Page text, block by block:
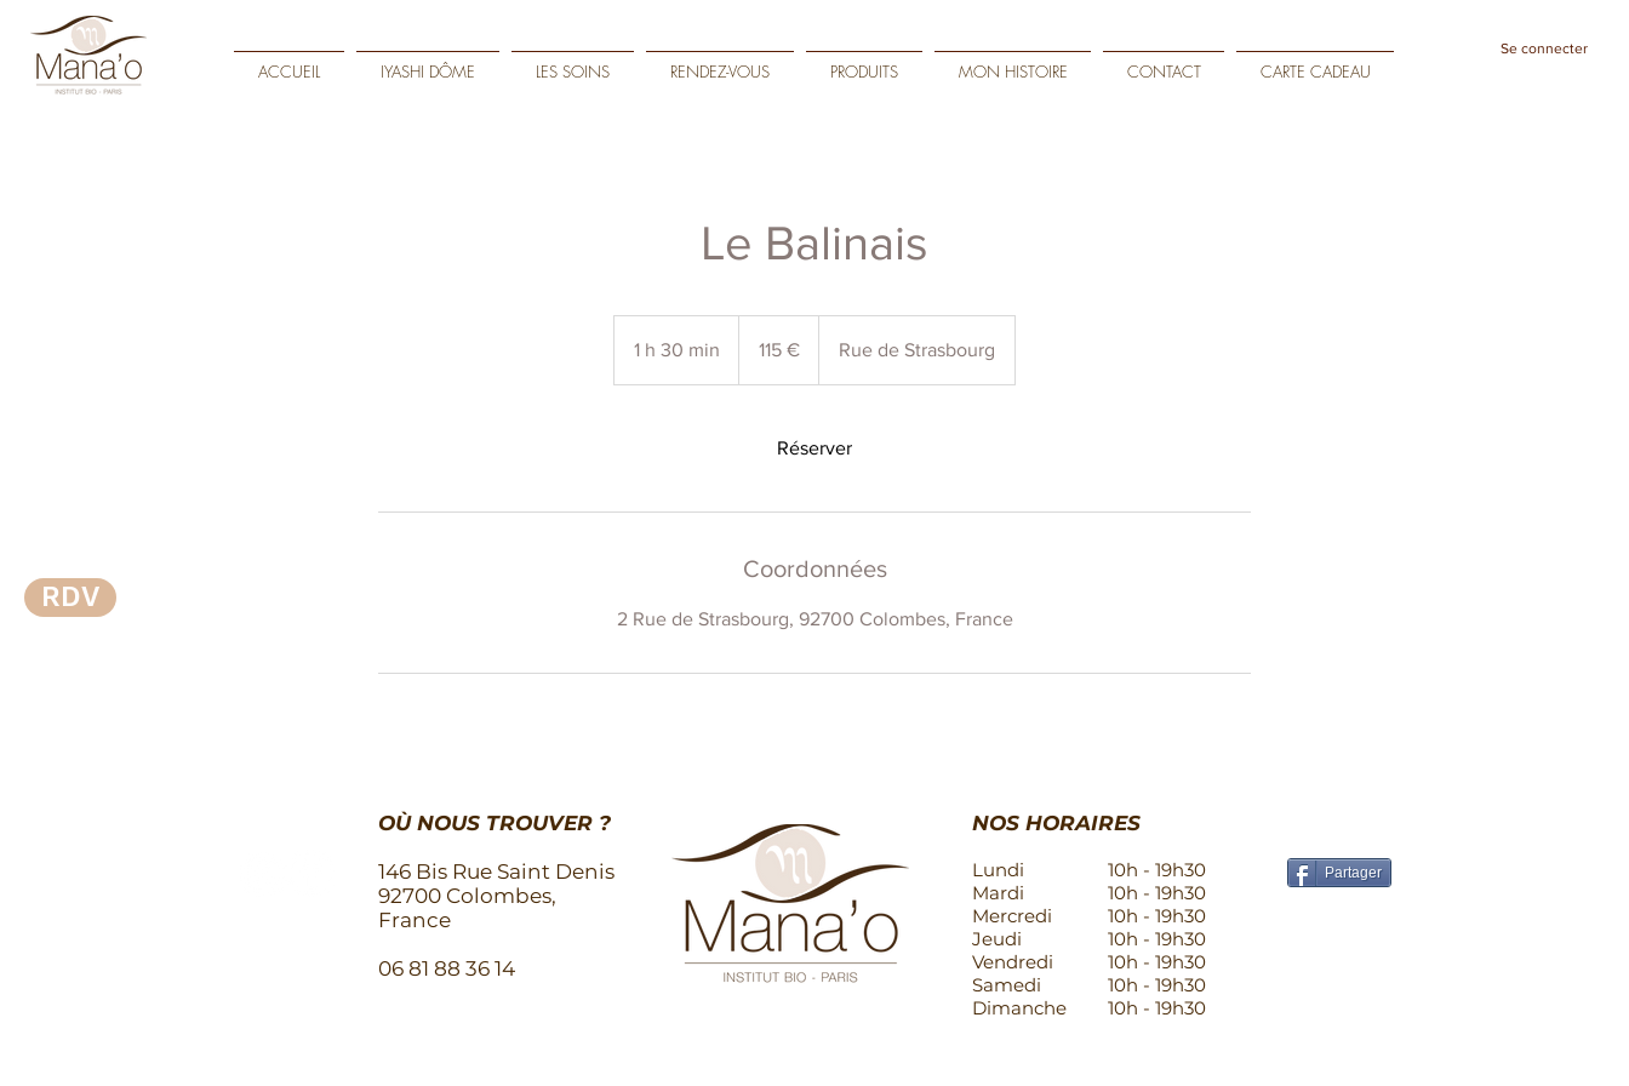
Se connecter
ACCUEIL IYASHI DÔME LES SOINS RENDEZ-VOUS PRODUITS MON HISTOIRE CONTACT CARTE CADEAU
RDV
Le Balinais
1 h 30 min 115 € Rue de Strasbourg
Réserver
Coordonnées
2 Rue de Strasbourg, 92700 Colombes, France
OÙ NOUS TROUVER ?
146 Bis Rue Saint Denis
92700 Colombes,
France
06 81 88 36 14
NOS HORAIRES
Lundi
Mardi
Mercredi
Jeudi
Vendredi
Samedi
Dimanche
10h - 19h30
10h - 19h30
10h - 19h30
10h - 19h30
10h - 19h30
10h - 19h30
10h - 19h30
Partager